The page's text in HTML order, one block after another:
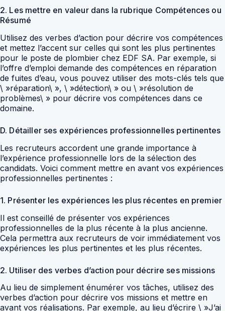
2. Les mettre en valeur dans la rubrique Compétences ou
Résumé
Utilisez des verbes d’action pour décrire vos compétences
et mettez l’accent sur celles qui sont les plus pertinentes
pour le poste de plombier chez EDF SA. Par exemple, si
l’offre d’emploi demande des compétences en réparation
de fuites d’eau, vous pouvez utiliser des mots-clés tels que
\ »réparation\ », \ »détection\ » ou \ »résolution de
problèmes\ » pour décrire vos compétences dans ce
domaine.
D. Détailler ses expériences professionnelles pertinentes
Les recruteurs accordent une grande importance à
l’expérience professionnelle lors de la sélection des
candidats. Voici comment mettre en avant vos expériences
professionnelles pertinentes :
1. Présenter les expériences les plus récentes en premier
Il est conseillé de présenter vos expériences
professionnelles de la plus récente à la plus ancienne.
Cela permettra aux recruteurs de voir immédiatement vos
expériences les plus pertinentes et les plus récentes.
2. Utiliser des verbes d’action pour décrire ses missions
Au lieu de simplement énumérer vos tâches, utilisez des
verbes d’action pour décrire vos missions et mettre en
avant vos réalisations. Par exemple, au lieu d’écrire \ »J’ai